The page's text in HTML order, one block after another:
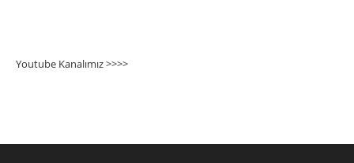
Youtube Kanalımız >>>>